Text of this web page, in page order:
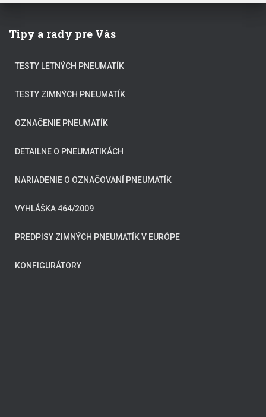
Tipy a rady pre Vás
TESTY LETNÝCH PNEUMATÍK
TESTY ZIMNÝCH PNEUMATÍK
OZNAČENIE PNEUMATÍK
DETAILNE O PNEUMATIKÁCH
NARIADENIE O OZNAČOVANÍ PNEUMATÍK
VYHLÁŠKA 464/2009
PREDPISY ZIMNÝCH PNEUMATÍK V EURÓPE
KONFIGURÁTORY